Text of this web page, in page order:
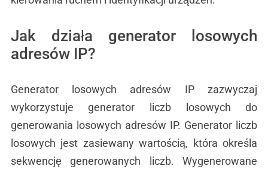
Jak działa generator losowych
adresów IP?
Generator losowych adresów IP zazwyczaj
wykorzystuje generator liczb losowych do
generowania losowych adresów IP. Generator liczb
losowych jest zasiewany wartością, która określa
sekwencję generowanych liczb. Wygenerowane